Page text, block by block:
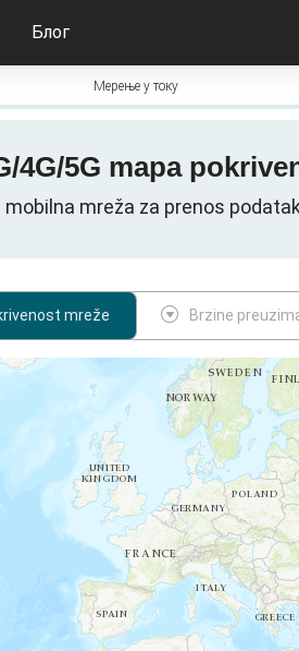
Блог
Мерење у току
4G/5G mapa
mreža za prenos
mreže Brzine